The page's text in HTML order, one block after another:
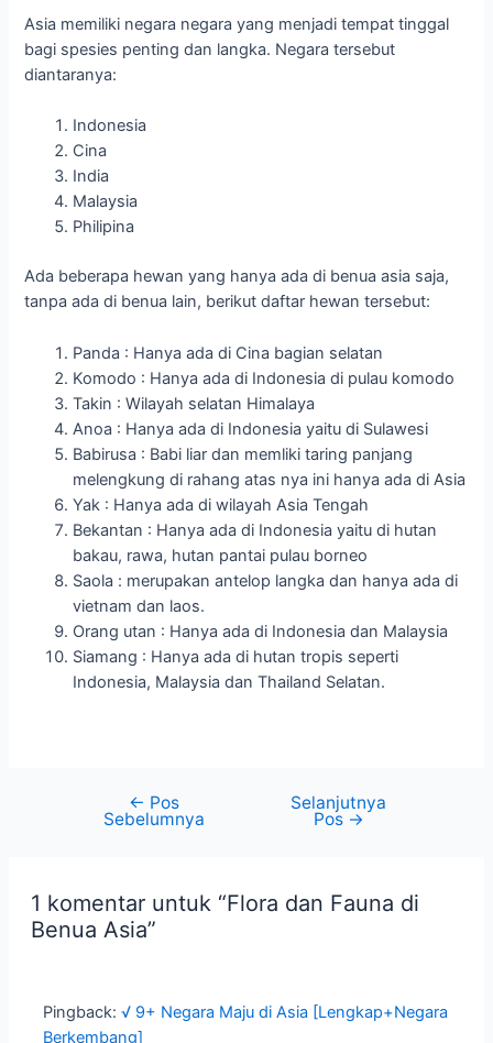
Asia memiliki negara negara yang menjadi tempat tinggal
bagi spesies penting dan langka. Negara tersebut
diantaranya:
Indonesia
Cina
India
Malaysia
Philipina
Ada beberapa hewan yang hanya ada di benua asia saja,
tanpa ada di benua lain, berikut daftar hewan tersebut:
Panda : Hanya ada di Cina bagian selatan
Komodo : Hanya ada di Indonesia di pulau komodo
Takin : Wilayah selatan Himalaya
Anoa : Hanya ada di Indonesia yaitu di Sulawesi
Babirusa : Babi liar dan memliki taring panjang
melengkung di rahang atas nya ini hanya ada di Asia
Yak : Hanya ada di wilayah Asia Tengah
Bekantan : Hanya ada di Indonesia yaitu di hutan
bakau, rawa, hutan pantai pulau borneo
Saola : merupakan antelop langka dan hanya ada di
vietnam dan laos.
Orang utan : Hanya ada di Indonesia dan Malaysia
Siamang : Hanya ada di hutan tropis seperti
Indonesia, Malaysia dan Thailand Selatan.
← Pos
Sebelumnya
Selanjutnya
Pos →
1 komentar untuk “Flora dan Fauna di
Benua Asia”
Pingback:√ 9+ Negara Maju di Asia [Lengkap+Negara
Berkembang]